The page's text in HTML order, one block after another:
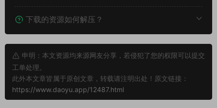
下载的资源如何解压？
申明：本文资源均来源网友分享，若侵犯了您的权限可以提交
工单处理。
此外本文章皆属于原创文章，转载请注明出处！原文链接：
https://www.daoyu.app/12487.html